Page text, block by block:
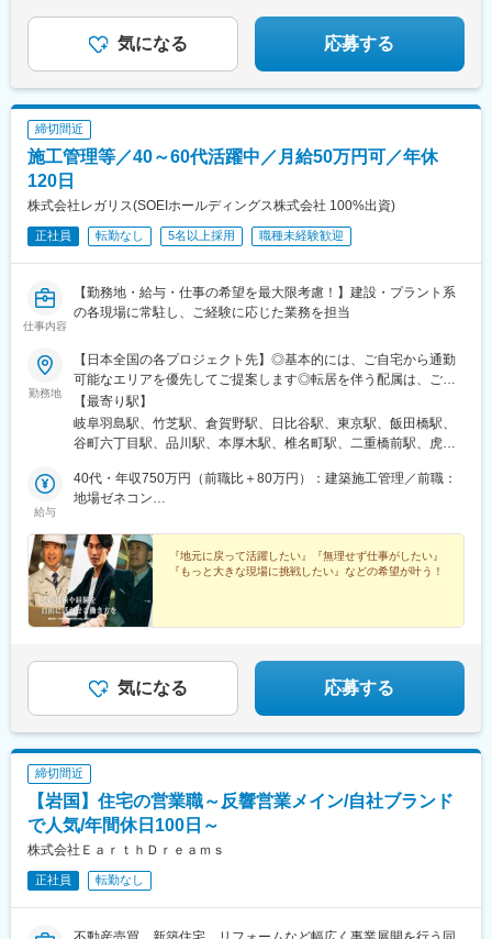
掛川市役所前駅、県立美術館前駅、青山駅(愛知県)、上挙母駅、小
牧駅、北長野駅、岩村田駅、あすなろう四日市駅、伏見稲荷駅、
新田駅(京都府)、宮之阪駅、高槻市駅、大小路駅、高見ノ里駅、な
かもず駅、神戸三宮駅(阪急・神戸高速)、さくら夙川駅、京口駅、
デンテツターミナルビル前駅、矢賀駅、楽々園駅、西原駅(広島
県)、大津町駅、茂里町駅、新宿三丁目駅、梅田駅(地下鉄)、大阪
梅田駅(阪神線)、なんば駅(地下鉄)、仙台駅(地下鉄)、三越前駅、
都電雑司ケ谷駅、銀座一丁目駅、奥沢駅、高津駅(神奈川県)、向河
駅(東海道本線)、信濃吉田駅、鳥羽街道駅、伊勢田駅、花田口駅、
白鷺駅、神戸三宮駅(阪神)、堀詰駅、浦上駅、新宿駅、大阪難波駅
伊東駅、河津駅、袋井駅、上島駅、御門台駅、富士根駅、幸田
駅、八幡駅(愛知県)、土橋駅(愛知県)、大門駅(愛知県)、神領駅、
萩原駅(愛知県)、茶屋ケ坂駅、柏森駅、名和駅(愛知県)、近鉄長島
(大阪環状線)、朝潮橋駅、香里園駅、門真南駅、初芝駅、井原里
駅、松ノ浜駅、北巽駅、久宝寺口駅、大物駅、立花駅、西灘駅、
手柄山平和公園駅、有馬温泉駅、加古川駅、鳴門駅、二階堂駅、
芸阿賀駅、東広島駅、山口駅(山口県)、周防久保駅、岩国駅、長府
駅、農学部前駅、石井駅(徳島県)、介良通駅、下曽根駅、福間駅、
遠賀野駅、天神駅、御井駅、下山門駅、筑前山家駅、東甘木駅、
堀川駅、肥後高田駅、たのうら御立岬公園駅、大在駅、中津駅(大
分県)、敷戸駅、三重町駅、豊後豊岡駅、五十市駅、田吉駅、旭ケ
枕崎駅、志布志駅、上川内駅、米ノ津駅、水天宮前駅、東池袋四
丁目駅、新子安駅、長島駅、泉大津駅、大石駅、萩原駅(福岡県)、
向原駅(東京都)
気になる 応募する
締切間近
施工管理等／40～60代活躍中／月給50万円可／年休
120日
株式会社レガリス(SOEIホールディングス株式会社 100%出資)
正社員 転勤なし 5名以上採用 職種未経験歓迎
仕事内容
【勤務地・給与・仕事の希望を最大限考慮！】建設・プラント系
の各現場に常駐し、ご経験に応じた業務を担当
勤務地
【日本全国の各プロジェクト先】◎基本的には、ご自宅から通勤
可能なエリアを優先してご提案します◎転居を伴う配属は、ご本
人の同意がない限り原則行いません◎『関東エリア限定』『東海
エリア限定』といったエリア指定もご相談ください◎長期出張・
遠方案件の場合は、社宅や帰省旅費支給などのサポートあり（会
く続けられる働き方』を一緒に考えていきます※U・Iターン希望も
相談可■国内：全国各地の提案が可能■海外 ：インド／韓国／タイ
アルジェリア／サウジアラビア／台湾／中国／東南アジア各国／
など※勤務地は一例です。※拠点により自動車通勤OK※受動喫煙対
策実施
【最寄り駅】
岐阜羽島駅、竹芝駅、倉賀野駅、日比谷駅、東京駅、飯田橋駅、
谷町六丁目駅、品川駅、本厚木駅、椎名町駅、二重橋前駅、虎ノ
駅、錦糸町駅、川口駅、品川シーサイド駅、都筑駅、浜の宮駅、
荒井駅、黒井駅(新潟県)、多賀城駅、平石中央小学校前駅、小俣駅
蔵門駅、淀川駅、紀伊姫駅、羽田空港第３ターミナル駅(京急)、目
黒駅、六日町駅、西大路駅、小山駅、泉崎駅、渋谷駅、加須駅、
内宿駅、中浦和駅、郡山富田駅、太田駅(群馬県)、西新宿駅、表参
道駅、金町駅(東京都)、牛込柳町駅、京王よみうりランド駅、武蔵
境駅、羽田空港第２ターミナル駅(東京モノレール・ＡＮＡ利用)、
宇都宮駅、久喜駅、八乙女駅、八潮駅、下総橘駅、池袋駅、淀屋
橋駅、名城公園駅、六原駅、丸の内駅(愛知県)、城北駅、善行駅、
蕨駅、茂吉記念館前駅、阿佐ケ谷駅、弥生駅、肥後橋駅、北朝霞
駅、中野駅(東京都)、熊本駅、柏駅、県庁前駅(千葉県)、小見川
駅、リゾートゲートウェイ・ステーション駅、船橋競馬場駅、み
駅、五条駅(京都市営)、野田駅(大阪環状線)、東高須駅、大濠公園
駅、沼ノ端駅、筒井駅(青森県)、植田駅(福島県)、笹川駅、関屋駅
(新潟県)、海山道駅、常盤駅(岡山県)、岩国駅、余戸駅、鶴崎駅、
中名駅、成増駅、芦屋駅(東海道本線)、芦花公園駅、久屋大通駅、
九頭竜湖駅、大橋駅(長崎県)、吉野町駅、三雲駅、長崎駅(高知
県)、実籾駅、倉見駅、浜松町駅、有楽町駅、日本橋駅(東京都)、
給与
40代・年収750万円（前職比＋80万円）：建築施工管理／前職：
地場ゼネコン
職：設備会社
『地元に戻って活躍したい』『無理せず仕事がしたい』
『もっと大きな現場に挑戦したい』などの希望が叶う！
気になる 応募する
締切間近
【岩国】住宅の営業職～反響営業メイン/自社ブランド
で人気/年間休日100日～
株式会社ＥａｒｔｈＤｒｅａｍｓ
正社員 転勤なし